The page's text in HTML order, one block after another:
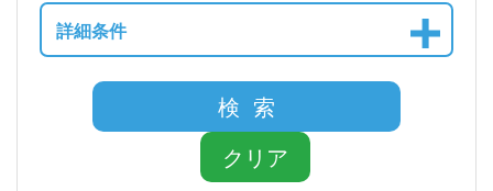
詳細条件
検 索
クリア